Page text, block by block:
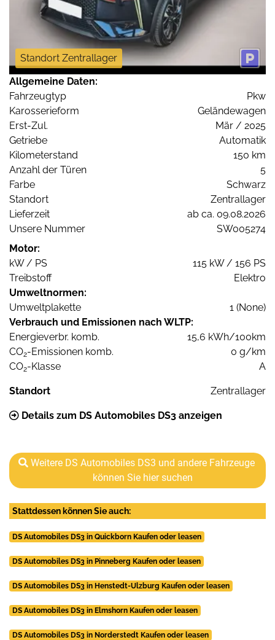
Standort Zentrallager
Allgemeine Daten:
Fahrzeugtyp
Pkw
Karosserieform
Geländewagen
Erst-Zul.
Mär / 2025
Getriebe
Automatik
Kilometerstand
150 km
Anzahl der Türen
5
Farbe
Schwarz
Standort
Zentrallager
Lieferzeit
ab ca. 09.08.2026
Unsere Nummer
SW005274
Motor:
kW / PS
115 kW / 156 PS
Treibstoff
Elektro
Umweltnormen:
Umweltplakette
1 (None)
Verbrauch und Emissionen nach WLTP:
Energieverbr. komb.
15,6 kWh/100km
CO2-Emissionen komb.
0 g/km
CO2-Klasse A
Standort Zentrallager
Details zum DS Automobiles DS3 anzeigen
Weitere DS Automobiles DS3 und andere Fahrzeuge
können Sie hier suchen
Stattdessen können Sie auch:
DS Automobiles DS3 in Quickborn Kaufen oder leasen
DS Automobiles DS3 in Pinneberg Kaufen oder leasen
DS Automobiles DS3 in Henstedt-Ulzburg Kaufen oder leasen
DS Automobiles DS3 in Elmshorn Kaufen oder leasen
DS Automobiles DS3 in Norderstedt Kaufen oder leasen